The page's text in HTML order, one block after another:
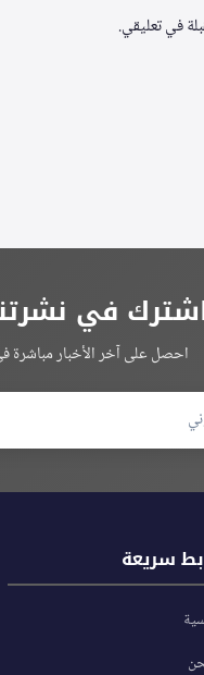
في تعليقي.
في
احصل على آخر الأخبار مباشرة
سريعة